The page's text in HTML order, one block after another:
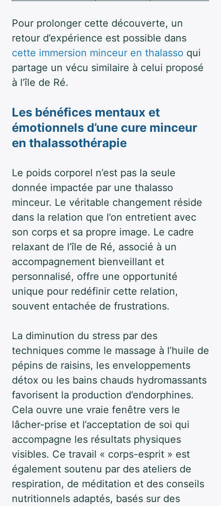
Pour prolonger cette découverte, un
retour d’expérience est possible dans
cette immersion minceur en thalasso qui
partage un vécu similaire à celui proposé
à l’île de Ré.
Les bénéfices mentaux et
émotionnels d’une cure minceur
en thalassothérapie
Le poids corporel n’est pas la seule
donnée impactée par une thalasso
minceur. Le véritable changement réside
dans la relation que l’on entretient avec
son corps et sa propre image. Le cadre
relaxant de l’île de Ré, associé à un
accompagnement bienveillant et
personnalisé, offre une opportunité
unique pour redéfinir cette relation,
souvent entachée de frustrations.
La diminution du stress par des
techniques comme le massage à l’huile de
pépins de raisins, les enveloppements
détox ou les bains chauds hydromassants
favorisent la production d’endorphines.
Cela ouvre une vraie fenêtre vers le
lâcher-prise et l’acceptation de soi qui
accompagne les résultats physiques
visibles. Ce travail « corps-esprit » est
également soutenu par des ateliers de
respiration, de méditation et des conseils
nutritionnels adaptés, basés sur des